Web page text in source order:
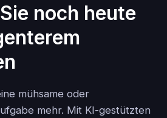
noch heute
mühsame oder
mehr. Mit KI-gestützten